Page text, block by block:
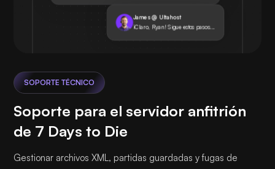
James @ Ultahost
¡Claro, Ryan! Sigue estos pasos...
SOPORTE TÉCNICO
Soporte para el servidor anfitrión
de 7 Days to Die
Gestionar archivos XML, partidas guardadas y fugas de